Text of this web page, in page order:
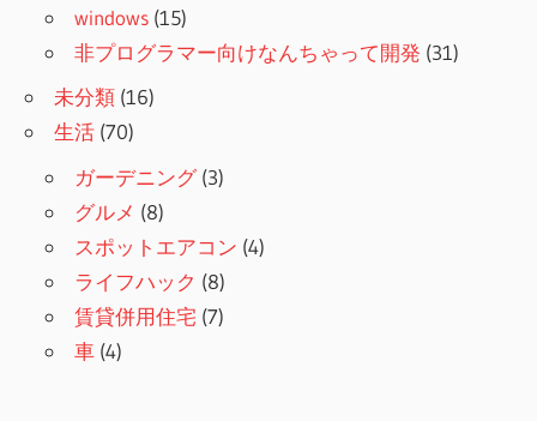
windows (15)
非プログラマー向けなんちゃって開発 (31)
未分類 (16)
生活 (70)
ガーデニング(3)
グルメ (8)
スポットエアコン (4)
ライフハック (8)
賃貸併用住宅 (7)
車 (4)